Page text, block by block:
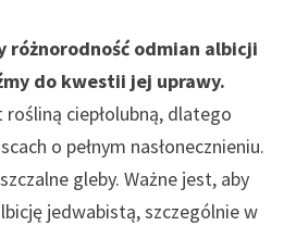
różnorodność odmian albicji
do kwestii jej uprawy.
ciepłolubną, dlatego
o pełnym nasłonecznieniu.
gleby. Ważne jest, aby
jedwabistą, szczególnie w